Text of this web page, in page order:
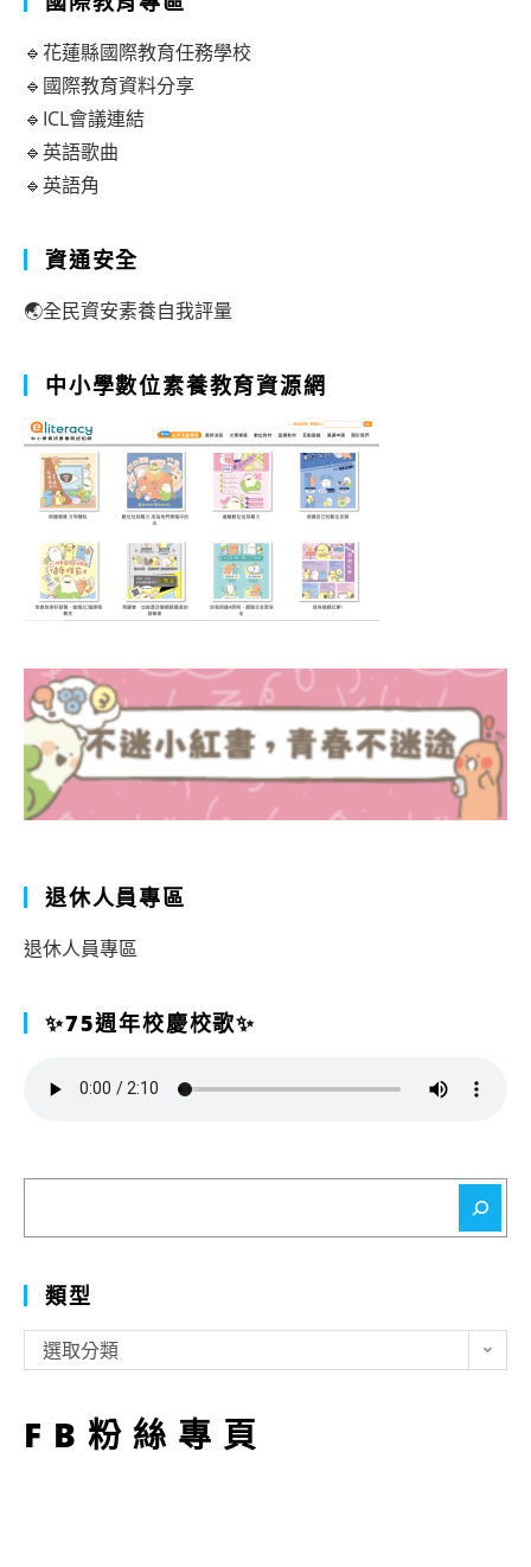
🔹花蓮縣國際教育任務學校
🔹國際教育資料分享
🔹ICL會議連結
🔹英語歌曲
🔹英語角
資通安全
🌏全民資安素養自我評量
中小學數位素養教育資源網
退休人員專區
退休人員專區
✨75週年校慶校歌✨
類型
型
選取分類
FB粉絲專頁